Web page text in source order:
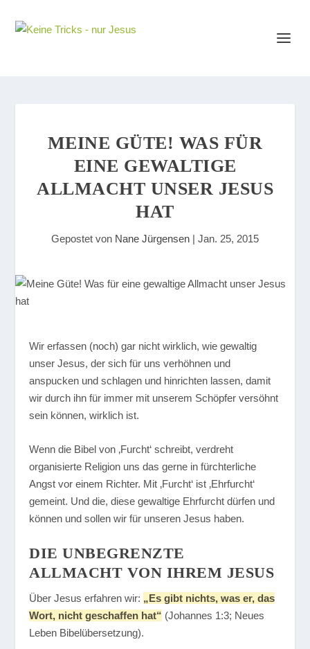
MEINE GÜTE! WAS FÜR
EINE GEWALTIGE
ALLMACHT UNSER JESUS
HAT
Gepostet von Nane Jürgensen | Jan. 25, 2015
Wir erfassen (noch) gar nicht wirklich, wie gewaltig
unser Jesus, der sich für uns verhöhnen und
anspucken und schlagen und hinrichten lassen, damit
wir durch ihn für immer mit unserem Schöpfer versöhnt
sein können, wirklich ist.
Wenn die Bibel von ‚Furcht‘ schreibt, verdreht
organisierte Religion uns das gerne in fürchterliche
Angst vor einem Richter. Mit ‚Furcht‘ ist ‚Ehrfurcht‘
gemeint. Und die, diese gewaltige Ehrfurcht dürfen und
können und sollen wir für unseren Jesus haben.
DIE UNBEGRENZTE
ALLMACHT VON IHREM JESUS
Über Jesus erfahren wir: „Es gibt nichts, was er, das
Wort, nicht geschaffen hat“ (Johannes 1:3; Neues
Leben Bibelübersetzung).